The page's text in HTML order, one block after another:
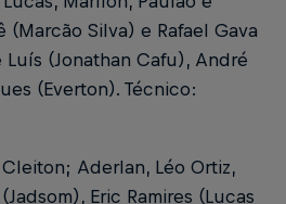
(Marcão Silva) e Rafael Gava
(Jonathan Cafu), André
(Everton). Técnico:
Aderlan, Léo Ortiz,
Eric Ramires (Lucas